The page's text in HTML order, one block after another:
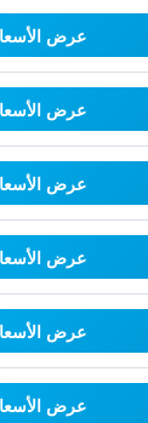
عرض
عرض
عرض
عرض
عرض
عرض